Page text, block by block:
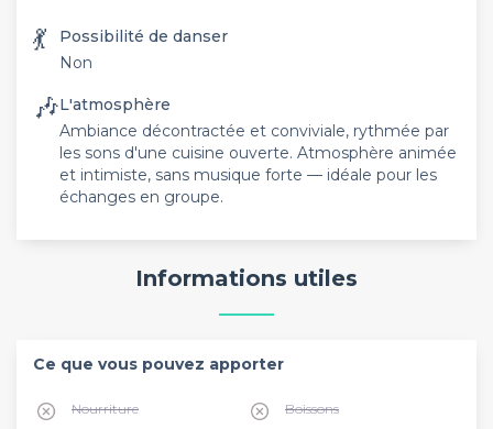
💃
Possibilité de danser
Non
🎶L'atmosphère
Ambiance décontractée et conviviale, rythmée par
les sons d'une cuisine ouverte. Atmosphère animée
et intimiste, sans musique forte — idéale pour les
échanges en groupe.
Informations utiles
Ce que vous pouvez apporter
Nourriture Boissons